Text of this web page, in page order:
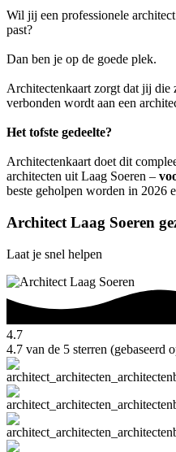
Wil jij een professionele
past?
Dan ben je op de goede plek.
Architectenkaart zorgt dat jij die
verbonden wordt aan een
Het tofste gedeelte?
Architectenkaart doet dit
architecten uit Laag Soeren –
beste geholpen worden in 2026
Architect Laag Soeren
Laat je snel helpen
4.7
4.7 van de 5 sterren (gebaseerd